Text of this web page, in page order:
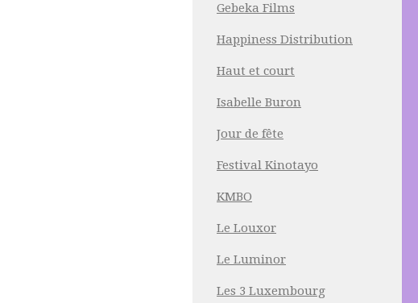
Gebeka Films
Happiness Distribution
Haut et court
Isabelle Buron
Jour de fête
Festival Kinotayo
KMBO
Le Louxor
Le Luminor
Les 3 Luxembourg